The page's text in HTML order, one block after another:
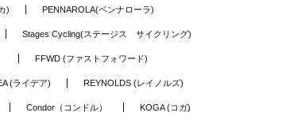
) PENNAROLA(ペンナローラ)
Stages Cycling(ステージス サイクリング)
FFWD (ファストフォワード)
(ライデア) REYNOLDS (レイノルズ)
Condor（コンドル） KOGA (コガ)